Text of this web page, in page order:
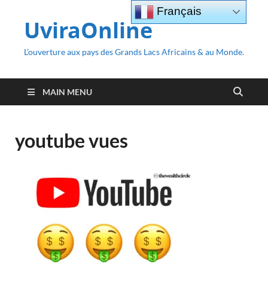
UviraOnline
L’ouverture aux pays des Grands Lacs Africains & au Monde.
MAIN MENU
youtube vues
Français